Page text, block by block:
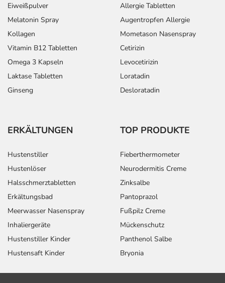
Eiweißpulver
Melatonin Spray
Kollagen
Vitamin B12 Tabletten
Omega 3 Kapseln
Laktase Tabletten
Ginseng
Allergie Tabletten
Augentropfen Allergie
Mometason Nasenspray
Cetirizin
Levocetirizin
Loratadin
Desloratadin
ERKÄLTUNGEN
Hustenstiller
Hustenlöser
Halsschmerztabletten
Erkältungsbad
Meerwasser Nasenspray
Inhaliergeräte
Hustenstiller Kinder
Hustensaft Kinder
TOP PRODUKTE
Fieberthermometer
Neurodermitis Creme
Zinksalbe
Pantoprazol
Fußpilz Creme
Mückenschutz
Panthenol Salbe
Bryonia